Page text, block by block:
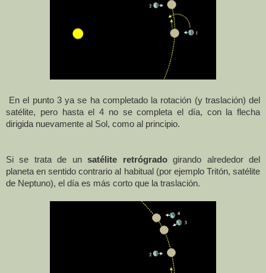
En el punto 3 ya se ha completado la rotación (y traslación) del
satélite, pero hasta el 4 no se completa el día, con la flecha
dirigida nuevamente al Sol, como al principio.
Si se trata de unsatélite retrógradogirando alrededor del
planeta en sentido contrario al habitual (por ejemplo Tritón, satélite
de Neptuno), el día es más corto que la traslación.